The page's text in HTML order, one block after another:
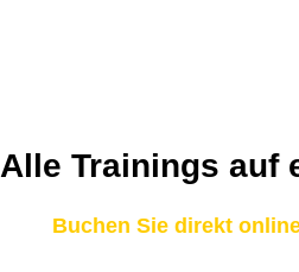
Alle Trainings auf
Buchen Sie direkt